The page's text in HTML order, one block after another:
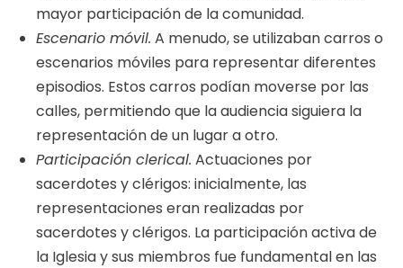
mayor participación de la comunidad.
Escenario móvil. A menudo, se utilizaban carros o
escenarios móviles para representar diferentes
episodios. Estos carros podían moverse por las
calles, permitiendo que la audiencia siguiera la
representación de un lugar a otro.
Participación clerical. Actuaciones por
sacerdotes y clérigos: inicialmente, las
representaciones eran realizadas por
sacerdotes y clérigos. La participación activa de
la Iglesia y sus miembros fue fundamental en las